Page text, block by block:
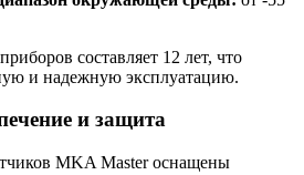
приборов составляет 12 лет, что
и надежную эксплуатацию.
и защита
MKA Master оснащены